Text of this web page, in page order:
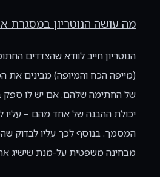
מה עושה הנוטריון במסגרת
הנוטריון חייב לוודא שהצדדים
(מייפה הכח והמיופה) מבינים
של החתימה שלהם. אם יש לו ספק
יכולת ההבנה של אחד מהם –
המסמך. בנוסף לכך עליו לבדוק
מבחינה משפטית על-מנת שישיג